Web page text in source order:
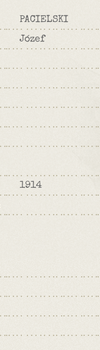
PACIELSKI
Józef
1914